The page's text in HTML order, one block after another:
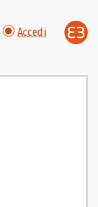
Accedi